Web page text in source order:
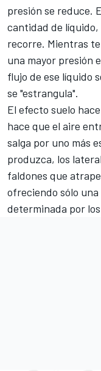
presión se reduce.
cantidad de líquido,
recorre. Mientras
una mayor presión
flujo de ese líquido
se "estrangula".
El efecto suelo
hace que el aire
salga por uno más
produzca, los
faldones que
ofreciendo sólo
determinada por